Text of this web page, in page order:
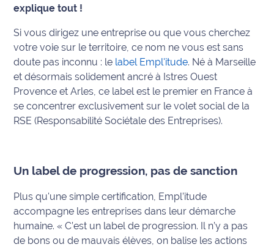
Info
route
Justice
Météo
Santé
Social
Transport
explique tout !
Si vous dirigez une entreprise ou que vous cherchez
votre voie sur le territoire, ce nom ne vous est sans
doute pas inconnu : le label Empl'itude. Né à Marseille
et désormais solidement ancré à Istres Ouest
Provence et Arles, ce label est le premier en France à
se concentrer exclusivement sur le volet social de la
RSE (Responsabilité Sociétale des Entreprises).
Un label de progression, pas de sanction
Plus qu'une simple certification, Empl’itude
accompagne les entreprises dans leur démarche
humaine. « C’est un label de progression. Il n’y a pas
de bons ou de mauvais élèves, on balise les actions